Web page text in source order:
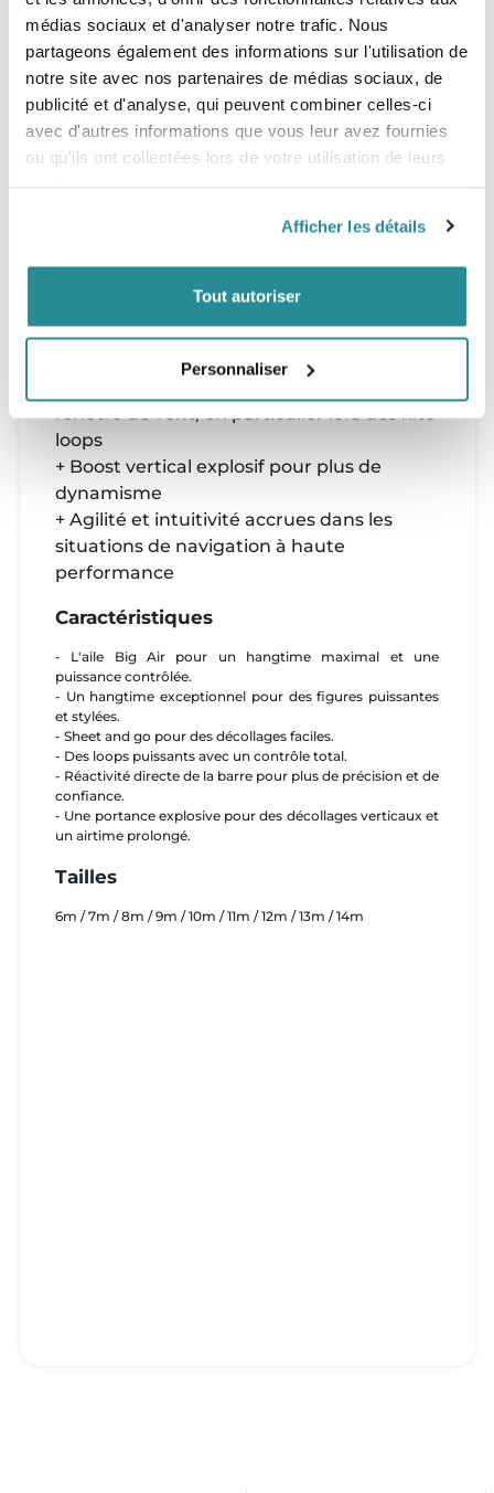
médias sociaux et d'analyser notre trafic. Nous
partageons également des informations sur l'utilisation de
notre site avec nos partenaires de médias sociaux, de
publicité et d'analyse, qui peuvent combiner celles-ci
avec d'autres informations que vous leur avez fournies
ou qu'ils ont collectées lors de votre utilisation de leurs
Afficher les détails
Tout autoriser
Personnaliser
Programme
- Aile extrêmement polyvalente, qui offre une très grande
plage d'utilisation qui plaira aux freestylers old school qui
adorent s'envoyer en l'air !
- Douce avec une puissance contrôlée, ce kite est
prévisible et grâce à différents réglages possibles il
s'adaptera à la plupart d'entre vous.
+ Réaction plus directe de la barre,
améliorant le contrôle
fenêtre de vent, en particulier lors des kite
loops
+ Boost vertical explosif pour plus de
dynamisme
+ Agilité et intuitivité accrues dans les
situations de navigation à haute
performance
Caractéristiques
- L'aile Big Air pour un hangtime maximal et une
puissance contrôlée.
- Un hangtime exceptionnel pour des figures puissantes
et stylées.
- Sheet and go pour des décollages faciles.
- Des loops puissants avec un contrôle total.
- Réactivité directe de la barre pour plus de précision et de
confiance.
- Une portance explosive pour des décollages verticaux et
un airtime prolongé.
Tailles
6m / 7m / 8m / 9m / 10m / 11m / 12m / 13m / 14m